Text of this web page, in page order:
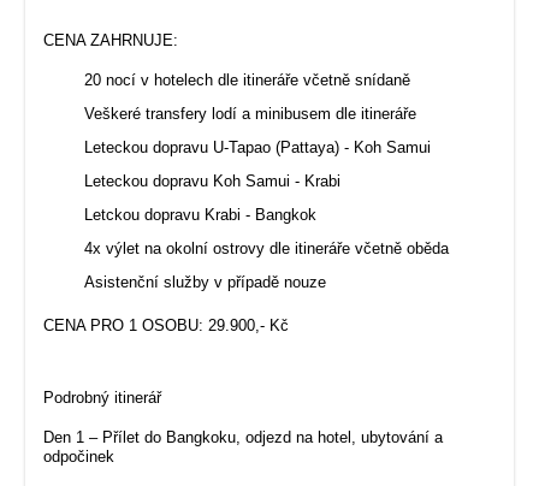
CENA ZAHRNUJE:
20 nocí v hotelech dle itineráře včetně snídaně
Veškeré transfery lodí a minibusem dle itineráře
Leteckou dopravu U-Tapao (Pattaya) - Koh Samui
Leteckou dopravu Koh Samui - Krabi
Letckou dopravu Krabi - Bangkok
4x výlet na okolní ostrovy dle itineráře včetně oběda
Asistenční služby v případě nouze
CENA PRO 1 OSOBU: 29.900,- Kč
Podrobný itinerář
Den 1 – Přílet do Bangkoku, odjezd na hotel, ubytování a
odpočinek